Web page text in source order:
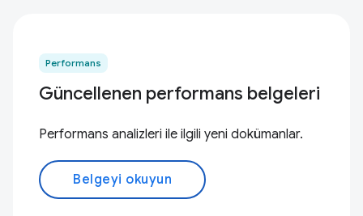
Performans
Güncellenen performans belgeleri
Performans analizleri ile ilgili yeni dokümanlar.
Belgeyi okuyun